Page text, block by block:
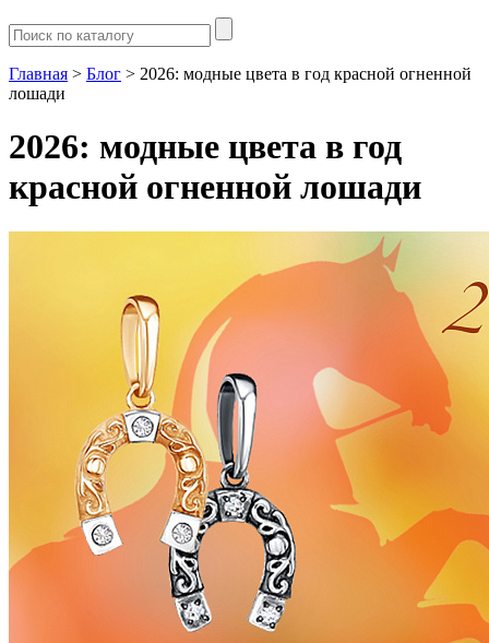
Главная > Блог > 2026: модные цвета в год красной огненной
лошади
2026: модные цвета в год
красной огненной лошади